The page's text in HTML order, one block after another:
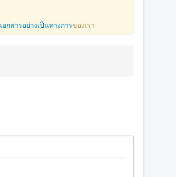
เอกสารอย่างเป็นทางการของเรา